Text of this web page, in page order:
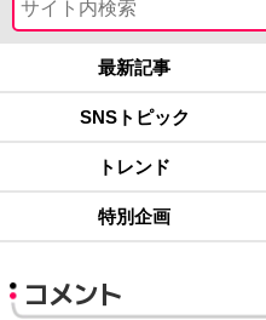
最新記事
SNSトピック
トレンド
特別企画
コメント